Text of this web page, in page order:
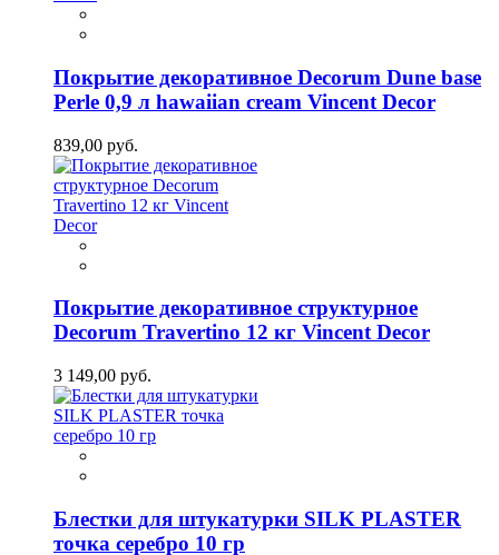
Покрытие декоративное Decorum Dune base
Perle 0,9 л hawaiian cream Vincent Decor
839,00 руб.
Покрытие декоративное структурное
Decorum Travertino 12 кг Vincent Decor
3 149,00 руб.
Блестки для штукатурки SILK PLASTER
точка серебро 10 гр